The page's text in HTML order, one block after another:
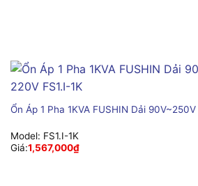
Ổn Áp 1 Pha 1KVA FUSHIN Dải
Model: FS1.I-1K
Giá:1,567,000₫